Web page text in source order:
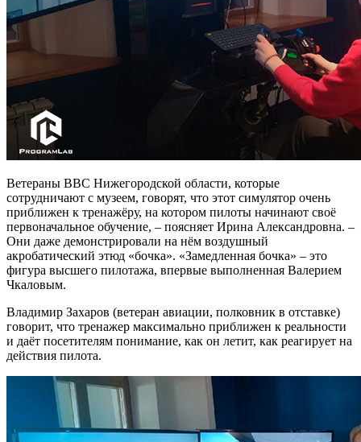
Ветераны ВВС Нижегородской области, которые
сотрудничают с музеем, говорят, что этот симулятор очень
приближен к тренажёру, на котором пилоты начинают своё
первоначальное обучение, – поясняет Ирина Александровна. –
Они даже демонстрировали на нём воздушный
акробатический этюд «бочка». «Замедленная бочка» – это
фигура высшего пилотажа, впервые выполненная Валерием
Чкаловым.
Владимир Захаров (ветеран авиации, полковник в отставке)
говорит, что тренажер максимально приближен к реальности
и даёт посетителям понимание, как он летит, как реагирует на
действия пилота.